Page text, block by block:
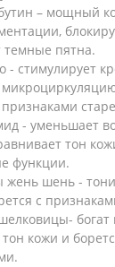
– мощный
темные пятна.
- стимулирует
признаками
- уменьшает
тон
функции.
жень шень -
с
кожи и